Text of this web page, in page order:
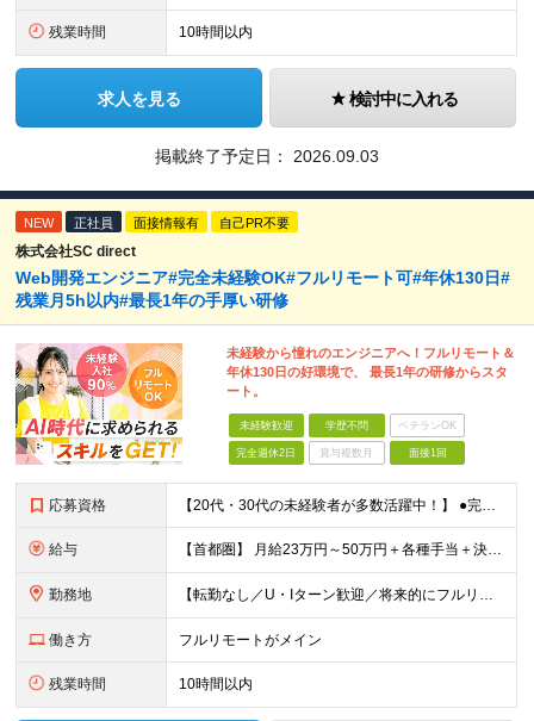
残業時間 10時間以内
求人を見る 検討中に入れる
掲載終了予定日： 2026.09.03
NEW 正社員 面接情報有 自己PR不要
株式会社SC direct
Web開発エンジニア#完全未経験OK#フルリモート可#年休130日#
残業月5h以内#最長1年の手厚い研修
未経験から憧れのエンジニアへ！フルリモート＆
年休130日の好環境で、 最長1年の研修からスタ
ート。
未経験歓迎 学歴不問 ベテランOK
完全週休2日 賞与複数月 面接1回
応募資格 【20代・30代の未経験者が多数活躍中！】 ●完全未経験、第二新卒、既卒、フリーターの方大歓迎！ ●学歴・職歴・転職回数・ブランク一切不問 ※34歳までの方（若年層の長期キャリア形成を図るため） ★
給与 【首都圏】 月給23万円～50万円＋各種手当＋決算賞与 【大阪】 月給22万円～50万円＋各種手当＋決算賞与 【愛知】 月給21.5万円～50万円＋各種手当＋決算賞与 【福岡・宮城】 月給20万
勤務地 【転勤なし／U・Iターン歓迎／将来的にフルリモートOK】 本社（新宿区）、大阪支店、名古屋支店または東京都・神奈川県・千葉県・埼玉県・愛知県・大阪府・福岡県をはじめ、全国のプロジェクト先 ※ご希望を
働き方 フルリモートがメイン
残業時間 10時間以内